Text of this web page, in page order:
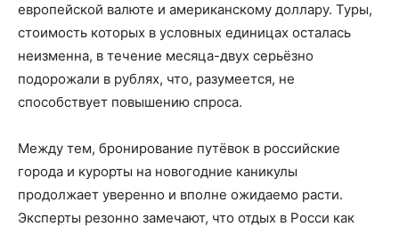
европейской валюте и американскому доллару. Туры,
стоимость которых в условных единицах осталась
неизменна, в течение месяца-двух серьёзно
подорожали в рублях, что, разумеется, не
способствует повышению спроса.
Между тем, бронирование путёвок в российские
города и курорты на новогодние каникулы
продолжает уверенно и вполне ожидаемо расти.
Эксперты резонно замечают, что отдых в Росси как